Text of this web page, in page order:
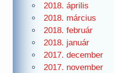
2018. április
2018. március
2018. február
2018. január
2017. december
2017. november